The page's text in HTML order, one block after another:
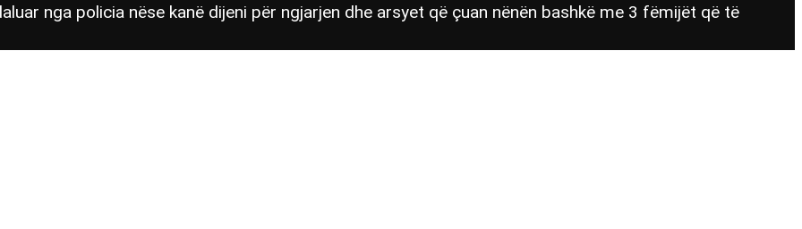
nga policia nëse kanë dijeni për ngjarjen dhe arsyet që çuan nënën bashkë me 3 fëmijët që të